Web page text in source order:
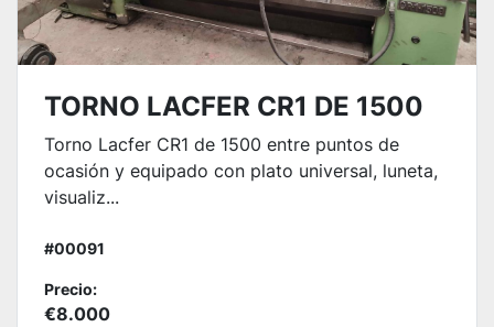
TORNO LACFER CR1 DE 1500
Torno Lacfer CR1 de 1500 entre puntos de
ocasión y equipado con plato universal, luneta,
visualiz...
#00091
Precio:
€8.000